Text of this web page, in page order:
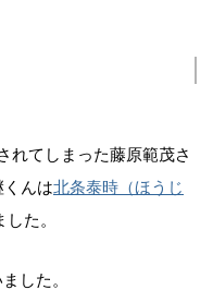
れてしまった藤原範茂さ
くんは北条泰時（ほうじ
た。
した。